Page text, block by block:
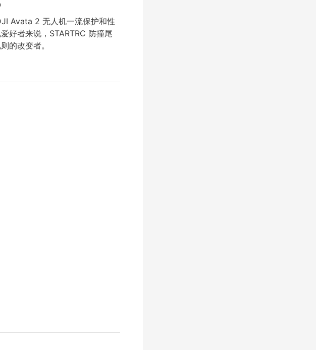
Avata 2 无人机一流保护和性
好者来说，STARTRC 防撞尾
的改变者。